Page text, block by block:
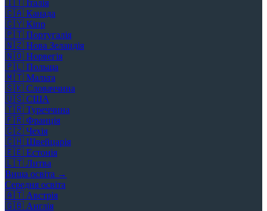
🇮🇹 Італія
🇨🇦 Канада
🇨🇾 Кіпр
🇵🇹 Португалія
🇳🇿 Нова Зеландія
🇳🇴 Норвегія
🇵🇱 Польща
🇲🇹 Мальта
🇸🇰 Словаччина
🇺🇸 США
🇹🇷 Туреччина
🇫🇷 Франція
🇨🇿 Чехія
🇨🇭 Швейцарія
🇪🇪 Естонія
🇱🇹 Литва
Вища освіта →
Середня освіта
🇦🇹 Австрія
🇬🇧 Англія